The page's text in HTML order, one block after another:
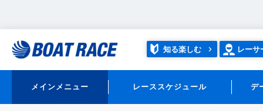
知る楽しむ レーサ
メインメニュー レーススケジュール デ